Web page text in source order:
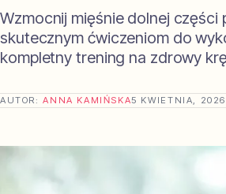
Wzmocnij mięśnie dolnej
skutecznym ćwiczeniom do
kompletny trening na zdrowy
AUTOR:ANNA KAMIŃSKA5 KWIETNIA, 2026